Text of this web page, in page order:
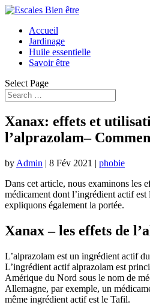
Accueil
Jardinage
Huile essentielle
Savoir être
Select Page
Xanax: effets et
l’alprazolam–
by Admin | 8 Fév 2021 | phobie
Dans cet article, nous examinons les
médicament dont l’ingrédient actif est
expliquons également la portée.
Xanax – les effets de
L’alprazolam est un ingrédient actif
L’ingrédient actif alprazolam est
Amérique du Nord sous le nom de
Allemagne, par exemple, un
même ingrédient actif est le Tafil.